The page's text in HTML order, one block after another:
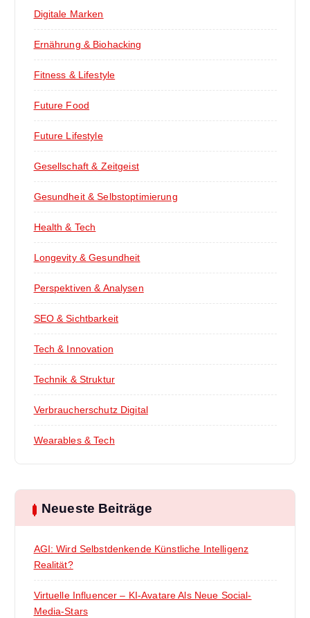
Digitale Marken
Ernährung & Biohacking
Fitness & Lifestyle
Future Food
Future Lifestyle
Gesellschaft & Zeitgeist
Gesundheit & Selbstoptimierung
Health & Tech
Longevity & Gesundheit
Perspektiven & Analysen
SEO & Sichtbarkeit
Tech & Innovation
Technik & Struktur
Verbraucherschutz Digital
Wearables & Tech
Neueste Beiträge
AGI: Wird Selbstdenkende Künstliche Intelligenz
Realität?
Virtuelle Influencer – KI-Avatare Als Neue Social-
Media-Stars